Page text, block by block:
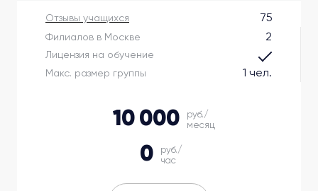
Отзывы учащихся 75
Филиалов в Москве 2
Макс. размер группы 1 чел.
Лицензия на обучение
10 000
руб./
месяц
0
руб./
час